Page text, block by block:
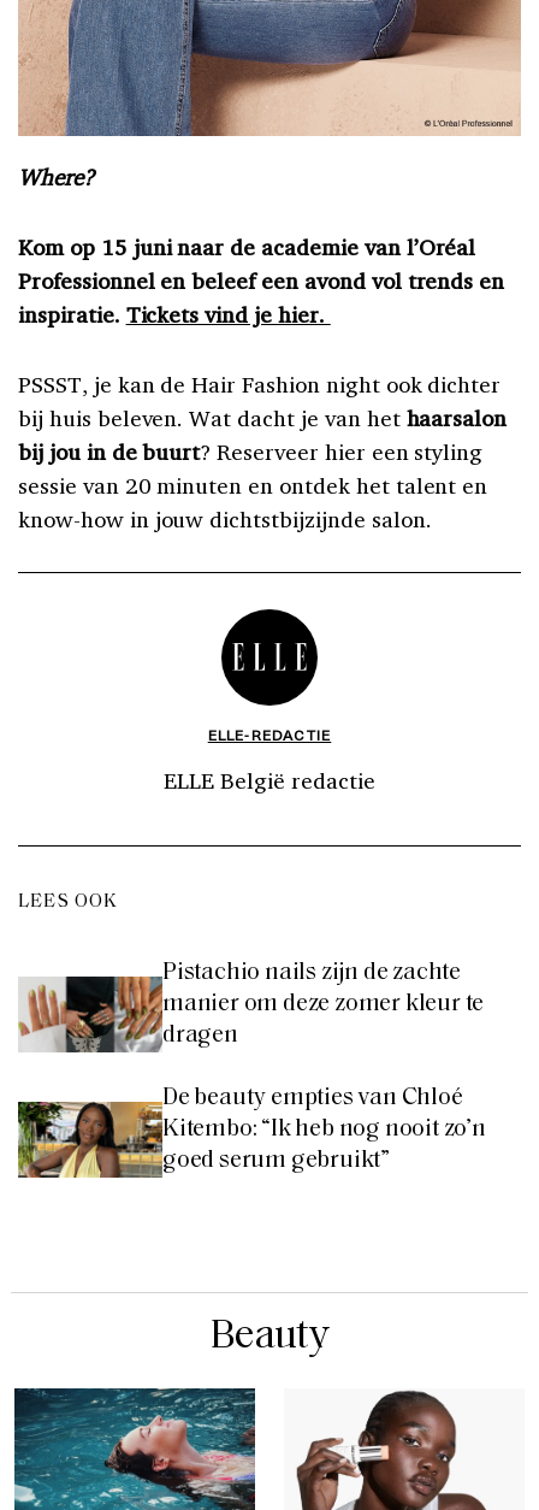
Where?
Kom op 15 juni naar de academie van l’Oréal
Professionnel en beleef een avond vol trends en
inspiratie. Tickets vind je hier.
PSSST, je kan de Hair Fashion night ook dichter
bij huis beleven. Wat dacht je van hethaarsalon
bij jou in de buurt? Reserveer hier een styling
sessie van 20 minuten en ontdek het talent en
know-how in jouw dichtstbijzijnde salon.
ELLE-REDACTIE
ELLE België redactie
LEES OOK
Pistachio nails zijn de zachte
manier om deze zomer kleur te
dragen
De beauty empties van Chloé
Kitembo: “Ik heb nog nooit zo’n
goed serum gebruikt”
Beauty